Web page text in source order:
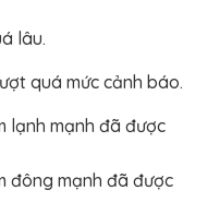
lâu.
quá mức cảnh báo.
lạnh mạnh đã được
đông mạnh đã được